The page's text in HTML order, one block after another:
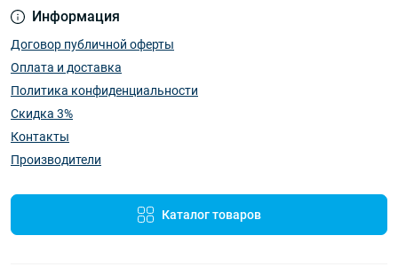
Информация
Договор публичной оферты
Оплата и доставка
Политика конфиденциальности
Скидка 3%
Контакты
Производители
Каталог товаров